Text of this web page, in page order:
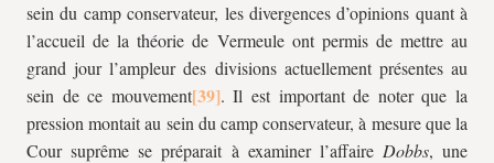
sein du camp conservateur, les divergences d’opinions quant à
l’accueil de la théorie de Vermeule ont permis de mettre au
grand jour l’ampleur des divisions actuellement présentes au
sein de ce mouvement
. Il est important de noter que la
pression montait au sein du camp conservateur, à mesure que la
Cour suprême se préparait à examiner l’affaire Dobbs, une